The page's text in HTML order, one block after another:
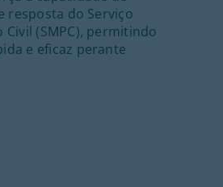
resposta do Serviço
(SMPC), permitindo
e eficaz perante